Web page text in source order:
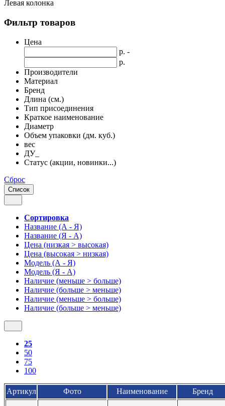
Левая колонка
Фильтр товаров
Цена
р. -
р.
Производители
Материал
Бренд
Длина (см.)
Тип присоединения
Краткое наименование
Диаметр
Объем упаковки (дм. куб.)
вес
ДУ_
Статус (акции, новинки...)
Сброс
Список
Сортировка
Название (А - Я)
Название (Я - А)
Цена (низкая > высокая)
Цена (высокая > низкая)
Модель (А - Я)
Модель (Я - А)
Наличие (меньше > больше)
Наличие (больше > меньше)
Наличие (меньше > больше)
Наличие (больше > меньше)
25
50
75
100
Артикул Фото Наименование Бренд